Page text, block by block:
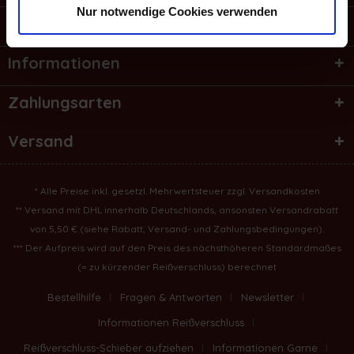
Nur notwendige Cookies verwenden
Informationen
Zahlungsarten
Versand
* Alle Preise inkl. gesetzl. Mehrwertsteuer zzgl. Versandkosten
** Versand mit DHL innerhalb Deutschlands, ansonsten Versandrabatt
von 5,50 € (siehe Rabatt, Versand- und Zahlungsbedingungen).
*** Der Aufpreis wird auf den Preis des nächsthöheren Standardmaßes
(= zu kürzender Reißverschluss) berechnet
Bestellhilfe Fragen & Antworten
Newsletter
Informationen Reißverschluss
Reißverschluss-Schieber aufziehen
Informationen Garne